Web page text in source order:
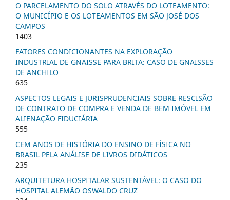
O PARCELAMENTO DO SOLO ATRAVÉS DO LOTEAMENTO:
O MUNICÍPIO E OS LOTEAMENTOS EM SÃO JOSÉ DOS
CAMPOS
1403
FATORES CONDICIONANTES NA EXPLORAÇÃO
INDUSTRIAL DE GNAISSE PARA BRITA: CASO DE GNAISSES
DE ANCHILO
635
ASPECTOS LEGAIS E JURISPRUDENCIAIS SOBRE RESCISÃO
DE CONTRATO DE COMPRA E VENDA DE BEM IMÓVEL EM
ALIENAÇÃO FIDUCIÁRIA
555
CEM ANOS DE HISTÓRIA DO ENSINO DE FÍSICA NO
BRASIL PELA ANÁLISE DE LIVROS DIDÁTICOS
235
ARQUITETURA HOSPITALAR SUSTENTÁVEL: O CASO DO
HOSPITAL ALEMÃO OSWALDO CRUZ